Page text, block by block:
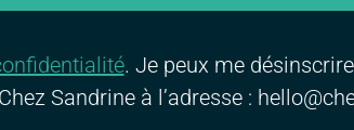
. Je peux me
Sandrine à l’adresse :